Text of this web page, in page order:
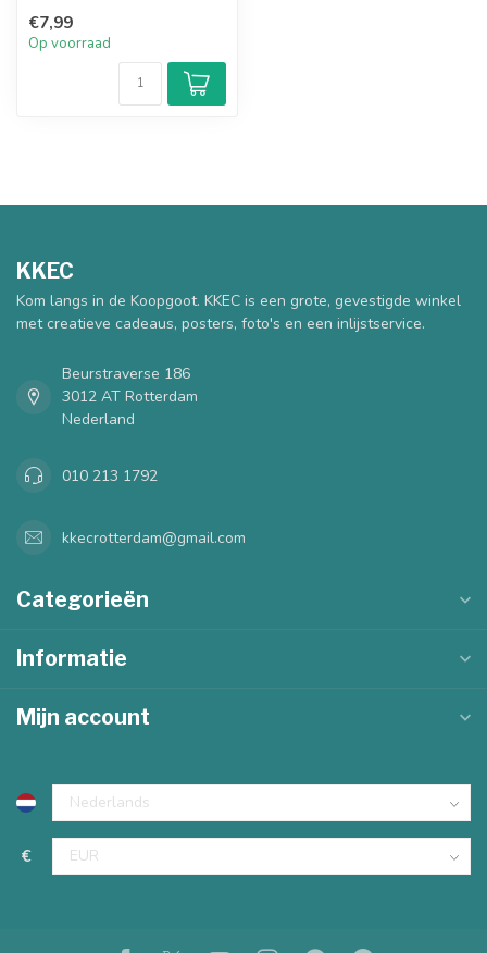
€7,99
Op voorraad
KKEC
Kom langs in de Koopgoot. KKEC is een grote, gevestigde winkel
met creatieve cadeaus, posters, foto's en een inlijstservice.
Beurstraverse 186
3012 AT Rotterdam
Nederland
010 213 1792
kkecrotterdam@gmail.com
Categorieën
Informatie
Mijn account
€